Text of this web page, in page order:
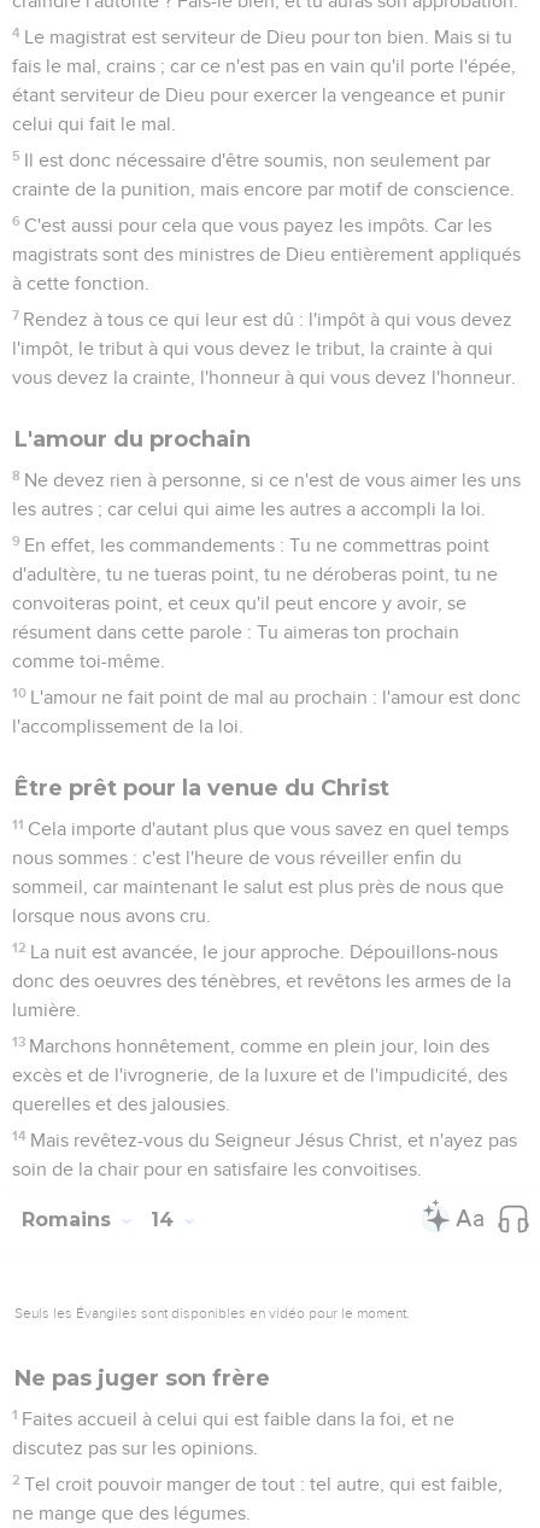
4 Le magistrat est serviteur de Dieu pour ton bien. Mais si tu
fais le mal, crains ; car ce n'est pas en vain qu'il porte l'épée,
étant serviteur de Dieu pour exercer la vengeance et punir
celui qui fait le mal.
5 Il est donc nécessaire d'être soumis, non seulement par
crainte de la punition, mais encore par motif de conscience.
6 C'est aussi pour cela que vous payez les impôts. Car les
magistrats sont des ministres de Dieu entièrement appliqués
à cette fonction.
7 Rendez à tous ce qui leur est dû : l'impôt à qui vous devez
l'impôt, le tribut à qui vous devez le tribut, la crainte à qui
vous devez la crainte, l'honneur à qui vous devez l'honneur.
L'amour du prochain
8 Ne devez rien à personne, si ce n'est de vous aimer les uns
les autres ; car celui qui aime les autres a accompli la loi.
9 En effet, les commandements : Tu ne commettras point
d'adultère, tu ne tueras point, tu ne déroberas point, tu ne
convoiteras point, et ceux qu'il peut encore y avoir, se
résument dans cette parole : Tu aimeras ton prochain
comme toi-même.
10 L'amour ne fait point de mal au prochain : l'amour est donc
l'accomplissement de la loi.
Être prêt pour la venue du Christ
11 Cela importe d'autant plus que vous savez en quel temps
nous sommes : c'est l'heure de vous réveiller enfin du
sommeil, car maintenant le salut est plus près de nous que
lorsque nous avons cru.
12 La nuit est avancée, le jour approche. Dépouillons-nous
donc des oeuvres des ténèbres, et revêtons les armes de la
lumière.
13 Marchons honnêtement, comme en plein jour, loin des
excès et de l'ivrognerie, de la luxure et de l'impudicité, des
querelles et des jalousies.
14 Mais revêtez-vous du Seigneur Jésus Christ, et n'ayez pas
soin de la chair pour en satisfaire les convoitises.
Romains 14
Seuls les Évangiles sont disponibles en vidéo pour le moment.
Ne pas juger son frère
1 Faites accueil à celui qui est faible dans la foi, et ne
discutez pas sur les opinions.
2 Tel croit pouvoir manger de tout : tel autre, qui est faible,
ne mange que des légumes.